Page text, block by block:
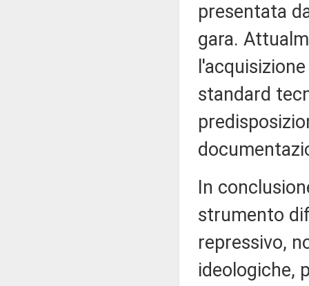
presentata
gara.
standard
In
strumento
repressivo,
ideologiche,